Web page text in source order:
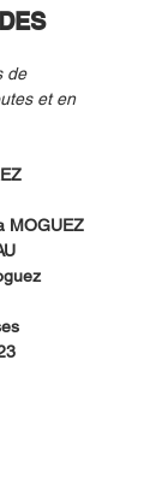
de
et en
MOGUEZ